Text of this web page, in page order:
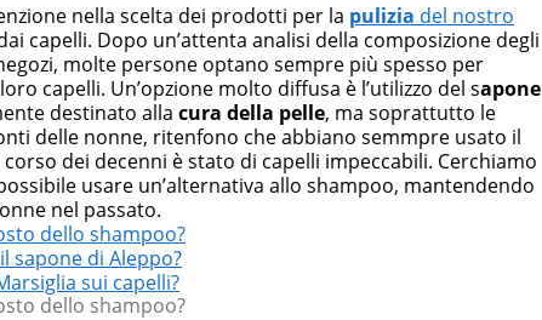
canali digitali.
nella scelta dei prodotti per la pulizia del nostro
capelli. Dopo un’attenta analisi della composizione degli
molte persone optano sempre più spesso per
capelli. Un’opzione molto diffusa è l’utilizzo del sapone
destinato alla cura della pelle, ma soprattutto le
delle nonne, ritenfono che abbiano semmpre usato il
dei decenni è stato di capelli impeccabili. Cerchiamo
usare un’alternativa allo shampoo, mantendendo
nel passato.
dello shampoo?
sapone di Aleppo?
sui capelli?
dello shampoo?